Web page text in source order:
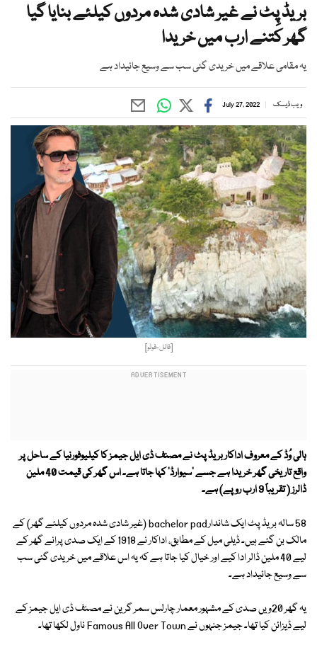
بریڈ پِٹ نے غیر شادی شدہ مردوں کیلئے بنایا گیا
گھر کتنے ارب میں خریدا
یہ مقامی علاقے میں خریدی گئی سب سے وسیع جائیداد ہے
ویب ڈیسک July 27, 2022
[فائل-فوٹو]
ہالی وُڈ کے معروف اداکار بریڈ پٹ نے مصنف ڈی ایل جیمز کا کیلیوفورنیا کے ساحل پر
واقع تاریخی گھر خریدا ہے جسے 'سیوارڈ' کہا جاتا ہے۔ اس گھر کی قیمت 40 ملین
ڈالرز ( تقریباً 9 ارب روپے) ہے۔
58 سالہ بریڈ پٹ ایک شاندار bachelor pad (غیر شادی شدہ مردوں کیلئے گھر) کے
مالک بن گئے ہیں۔ ڈیلی میل کے مطابق، اداکار نے 1918 کے ایک صدی پرانے گھر کے
لیے 40 ملین ڈالر ادا کیے اور خیال کیا جاتا ہے کہ یہ اس علاقے میں خریدی گئی سب
سے وسیع جائیداد ہے۔
یہ گھر 20ویں صدی کے مشہور معمار چارلس سمر گرین نے مصنف ڈی ایل جیمز کے
لیے ڈیزائن کیا تھا۔ جیمز جنہوں نے Famous All Over Town ناول لکھا تھا۔